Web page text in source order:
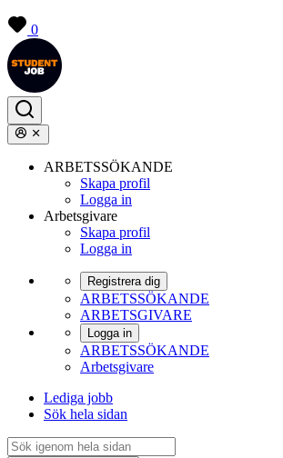
0
ARBETSSÖKANDE
Skapa profil
Logga in
Arbetsgivare
Skapa profil
Logga in
Registrera dig
ARBETSSÖKANDE
ARBETSGIVARE
Logga in
ARBETSSÖKANDE
Arbetsgivare
Lediga jobb
Sök hela sidan